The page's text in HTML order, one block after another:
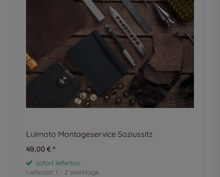
Luimoto Montageservice Soziussitz
49,00 € *
sofort lieferbar
Lieferzeit: 1 - 2 Werktage